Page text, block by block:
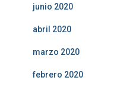
junio 2020
abril 2020
marzo 2020
febrero 2020